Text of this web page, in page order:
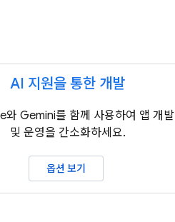
AI 지원을 통한 개발
와 Gemini를 함께 사용하여 앱 개발
및 운영을 간소화하세요.
옵션 보기